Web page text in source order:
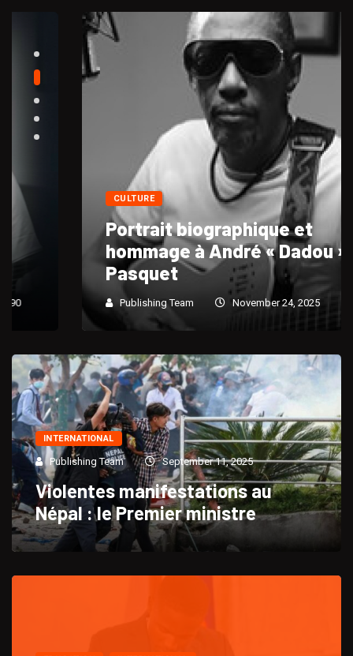
Portrait biographique et
hommage à André « Dadou »
Pasquet
Publishing Team November 24, 2025 770
INTERNATIONAL
Publishing Team September 11, 2025
Violentes manifestations au
Népal : le Premier ministre